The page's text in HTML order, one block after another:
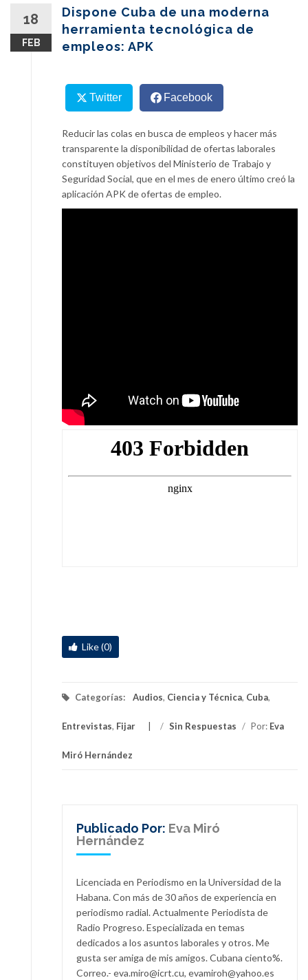
18
FEB
Dispone Cuba de una moderna
herramienta tecnológica de
empleos: APK
Twitter Facebook
Reducir las colas en busca de empleos y hacer más
transparente la disponibilidad de ofertas laborales
constituyen objetivos del Ministerio de Trabajo y
Seguridad Social, que en el mes de enero último creó la
aplicación APK de ofertas de empleo.
Like (0)
Categorías: Audios, Ciencia y Técnica, Cuba,
Entrevistas, Fijar / Sin Respuestas / Por: Eva
Miró Hernández
Publicado Por: Eva Miró
Hernández
Licenciada en Periodismo en la Universidad de la
Habana. Con más de 30 años de experiencia en
periodismo radial. Actualmente Periodista de
Radio Progreso. Especializada en temas
dedicados a los asuntos laborales y otros. Me
gusta ser amiga de mis amigos. Cubana ciento%.
Correo.- eva.miro@icrt.cu, evamiroh@yahoo.es